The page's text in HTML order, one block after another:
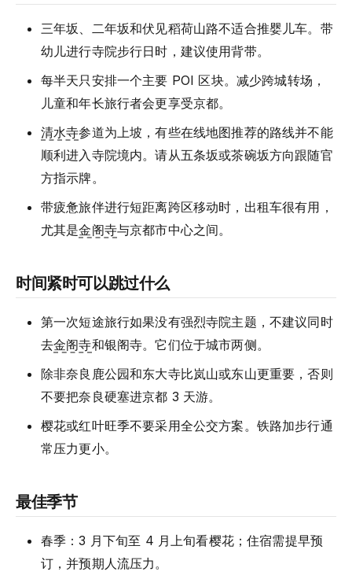
三年坂、二年坂和伏见稻荷山路不适合推婴儿车。带
幼儿进行寺院步行日时，建议使用背带。
每半天只安排一个主要 POI 区块。减少跨城转场，
儿童和年长旅行者会更享受京都。
清水寺参道为上坡，有些在线地图推荐的路线并不能
顺利进入寺院境内。请从五条坂或茶碗坂方向跟随官
方指示牌。
带疲惫旅伴进行短距离跨区移动时，出租车很有用，
尤其是金阁寺与京都市中心之间。
时间紧时可以跳过什么
第一次短途旅行如果没有强烈寺院主题，不建议同时
去金阁寺和银阁寺。它们位于城市两侧。
除非奈良鹿公园和东大寺比岚山或东山更重要，否则
不要把奈良硬塞进京都 3 天游。
樱花或红叶旺季不要采用全公交方案。铁路加步行通
常压力更小。
最佳季节
春季：3 月下旬至 4 月上旬看樱花；住宿需提早预
订，并预期人流压力。